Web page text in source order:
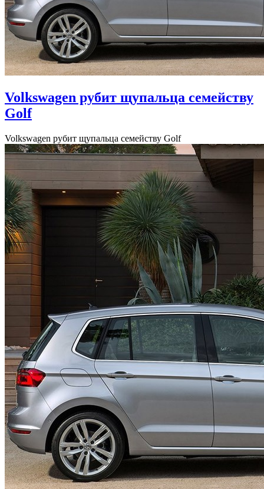
Volkswagen рубит щупальца семейству
Golf
Volkswagen рубит щупальца семейству Golf